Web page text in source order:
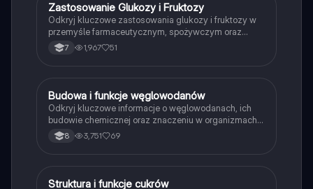
Biologia
Zastosowanie Glukozy i Fruktozy
Odkryj kluczowe zastosowania glukozy i fruktozy w
przemyśle farmaceutycznym, spożywczym oraz
włókienniczym. Dowiedz się o ich właściwościach
chemicznych i fizycznych, a także o wpływie na
prezentacja.
7 1,967 51
Biologia
Budowa i funkcje węglowodanów
Odkryj kluczowe informacje o węglowodanach, ich
budowie chemicznej oraz znaczeniu w organizmach.
Dowiedz się o monosacharydach, disacharydach i
polisacharydach, ich rolach energetycznych oraz
8 3,751 69
Biologia
Struktura i funkcje cukrów